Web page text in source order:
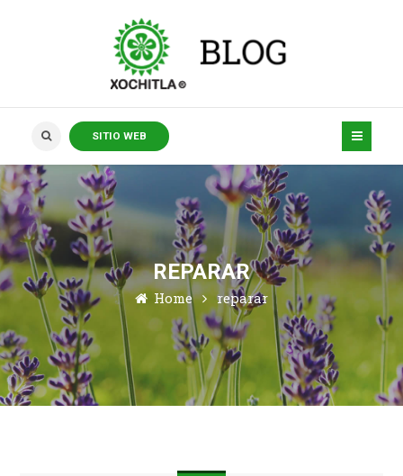
SITIO WEB
REPARAR
Home reparar